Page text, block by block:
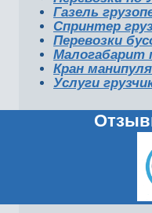
Газель
Спринтер
Перевозки
Малогабарит
Кран
Услуги